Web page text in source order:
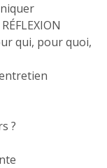
qui, pour quoi,
?